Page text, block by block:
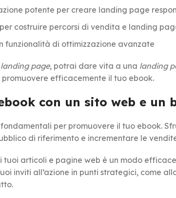
potente per creare landing page
costruire percorsi di vendita e landing
funzionalità di ottimizzazione avanzate
page, potrai dare vita a una landing
efficacemente il tuo ebook.
con un sito web e un
per promuovere il tuo ebook.
di riferimento e incrementare le
tuoi articoli e pagine web è un modo
inviti all’azione in punti strategici, come